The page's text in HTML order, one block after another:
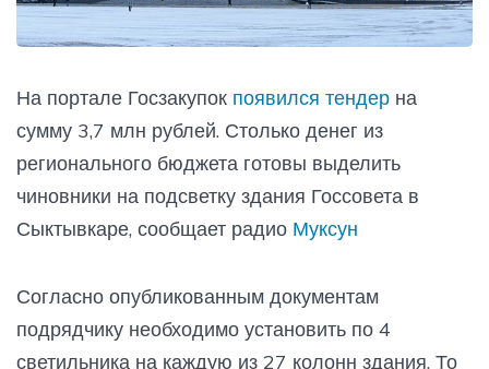
На портале Госзакупок появился тендер на
сумму 3,7 млн рублей. Столько денег из
регионального бюджета готовы выделить
чиновники на подсветку здания Госсовета в
Сыктывкаре, сообщает радио Муксун
Согласно опубликованным документам
подрядчику необходимо установить по 4
светильника на каждую из 27 колонн здания. То